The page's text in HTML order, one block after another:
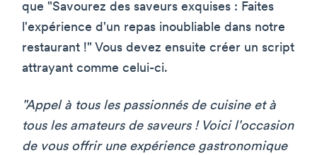
que "Savourez des saveurs exquises : Faites
l'expérience d'un repas inoubliable dans notre
restaurant !" Vous devez ensuite créer un script
attrayant comme celui-ci.
"Appel à tous les passionnés de cuisine et à
tous les amateurs de saveurs ! Voici l'occasion
de vous offrir une expérience gastronomique